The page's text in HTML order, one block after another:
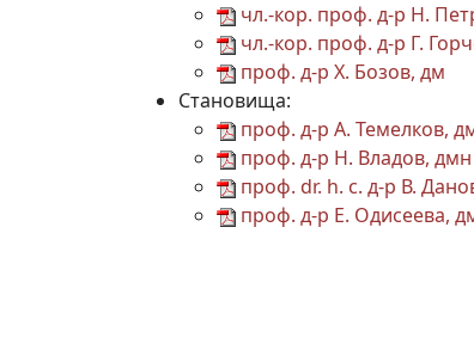
чл.-кор. проф. д-р Н.
чл.-кор. проф. д-р Г.
проф. д-р Х. Бозов, дм
Становища:
проф. д-р А. Темелков,
проф. д-р Н. Владов, дмн
проф. dr. h. c. д-р В.
проф. д-р Е. Одисеева,